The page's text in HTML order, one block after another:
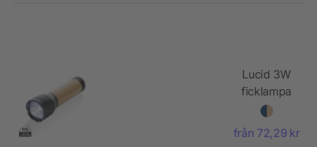
Lucid 3W
ficklampa
RCS
certifierad
återvunnen
från 72,29 kr